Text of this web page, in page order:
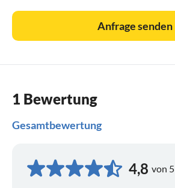
Anfrage senden
1 Bewertung
Gesamtbewertung
4,8 von 5